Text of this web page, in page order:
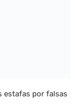
estafas por falsas